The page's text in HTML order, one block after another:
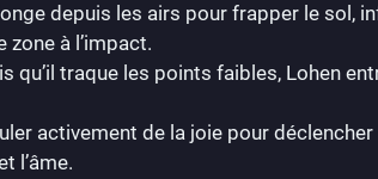
depuis les airs pour frapper le sol,
à l’impact.
qu’il traque les points faibles, Lohen
activement de la joie pour
l’âme.